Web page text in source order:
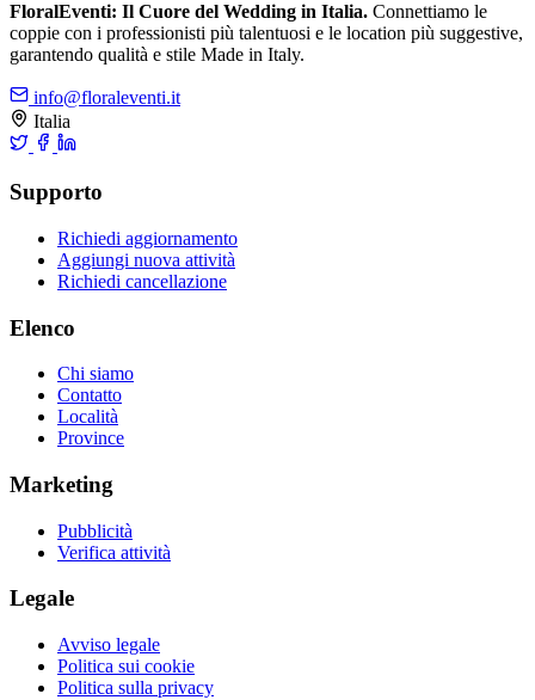
FloralEventi: Il Cuore del Wedding in Italia. Connettiamo le
coppie con i professionisti più talentuosi e le location più suggestive,
garantendo qualità e stile Made in Italy.
info@floraleventi.it
Italia
Supporto
Richiedi aggiornamento
Aggiungi nuova attività
Richiedi cancellazione
Elenco
Chi siamo
Contatto
Località
Province
Marketing
Pubblicità
Verifica attività
Legale
Avviso legale
Politica sui cookie
Politica sulla privacy